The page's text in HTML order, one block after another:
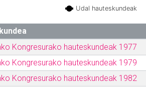
Udal hauteskundeak
Kongresurako hauteskundeak 1977
Kongresurako hauteskundeak 1979
Kongresurako hauteskundeak 1982